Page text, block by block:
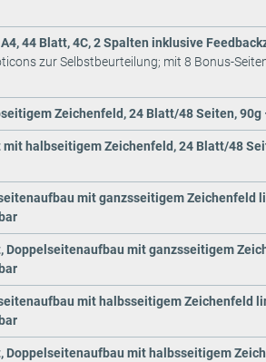
44 Blatt, 4C, 2 Spalten inklusive
zur Selbstbeurteilung; mit 8 Bonus-
Zeichenfeld, 24 Blatt/48 Seiten,
halbseitigem Zeichenfeld, 24 Blatt/48
mit ganzsseitigem
Doppelseitenaufbau mit ganzsseitigem
mit halbsseitigem Zeichenfeld
Doppelseitenaufbau mit halbsseitigem